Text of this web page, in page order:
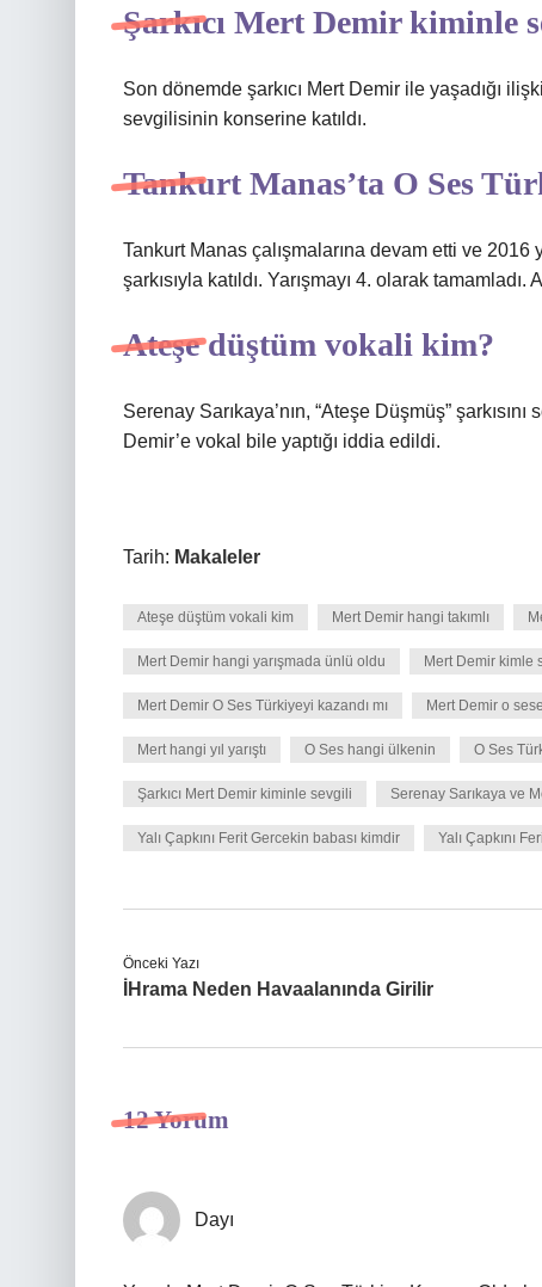
Şarkıcı Mert Demir kiminle
Son dönemde şarkıcı Mert Demir ile yaşadığı
sevgilisinin konserine katıldı.
Tankurt Manas’ta O Ses
Tankurt Manas çalışmalarına devam etti ve 2016
şarkısıyla katıldı. Yarışmayı 4. olarak
Ateşe düştüm vokali kim?
Serenay Sarıkaya’nın, “Ateşe Düşmüş”
Demir’e vokal bile yaptığı iddia edildi.
Tarih: Makaleler
Ateşe düştüm vokali kim Mert Demir hangi takımlı
Mert Demir hangi yarışmada ünlü oldu Mert Demir kimle
Mert Demir O Ses Türkiyeyi kazandı mı Mert Demir o sese
Mert hangi yıl yarıştı O Ses hangi ülkenin O Ses
Şarkıcı Mert Demir kiminle sevgili Serenay Sarıkaya ve
Yalı Çapkını Ferit Gercekin babası kimdir Yalı Çapkını
Önceki Yazı
İHrama Neden Havaalanında Girilir
12 Yorum
Dayı